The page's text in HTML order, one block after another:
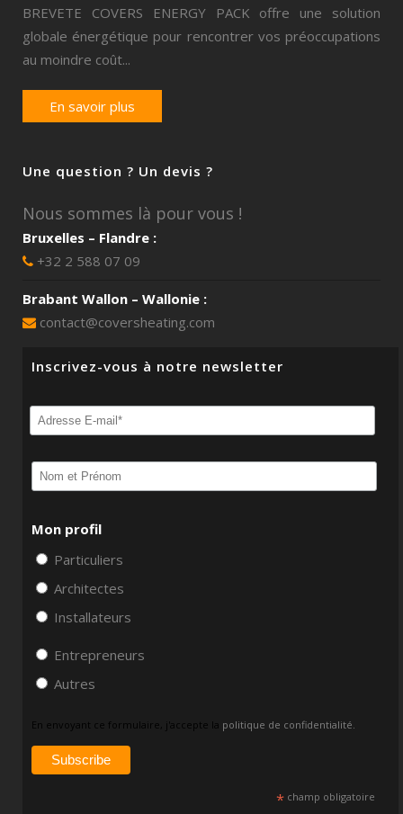
BREVETE COVERS ENERGY PACK offre une solution
globale énergétique pour rencontrer vos préoccupations
au moindre coût...
En savoir plus
Une question ? Un devis ?
Nous sommes là pour vous !
Bruxelles – Flandre :
+32 2 588 07 09
Brabant Wallon – Wallonie :
contact@coversheating.com
Inscrivez-vous à notre newsletter
Mon profil
Particuliers
Architectes
Installateurs
Entrepreneurs
Autres
En envoyant ce formulaire, j'accepte la politique de confidentialité.
* champ obligatoire